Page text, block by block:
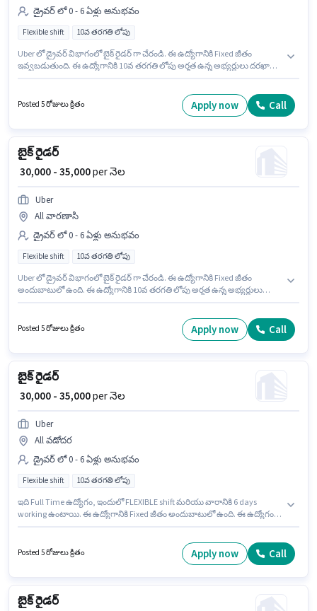
డ్రైవర్ లో 0 - 6 ఏళ్లు అనుభవం
Flexible shift 10వ తరగతి లోపు
Uber లో డ్రైవర్ విభాగంలో బైక్ రైడర్ గా చేరండి. ఈ ఉద్యోగానికి Fixed జీతం
ఇవ్వబడుతుంది. ఈ ఉద్యోగానికి 10వ తరగతి లోపు అర్హత ఉన్న అభ్యర్థులు దరఖాస్తు
వారానికి 6 days working ఉంటాయి.
Posted 5 రోజులు క్రితం Apply now Call
బైక్ రైడర్
₹ 30,000 - 35,000per నెల
Uber
All వారణాసి
డ్రైవర్ లో 0 - 6 ఏళ్లు అనుభవం
Flexible shift 10వ తరగతి లోపు
Uber లో డ్రైవర్ విభాగంలో బైక్ రైడర్ గా చేరండి. ఈ ఉద్యోగానికి Fixed జీతం
అందుబాటులో ఉంది. ఈ ఉద్యోగానికి 10వ తరగతి లోపు అర్హత ఉన్న అభ్యర్థులు
shift మరియు వారానికి 6 days working ఉన్నాయి.
Posted 5 రోజులు క్రితం Apply now Call
బైక్ రైడర్
₹ 30,000 - 35,000per నెల
Uber
All వడోదర
డ్రైవర్ లో 0 - 6 ఏళ్లు అనుభవం
Flexible shift 10వ తరగతి లోపు
ఇది Full Time ఉద్యోగం, ఇందులో FLEXIBLE shift మరియు వారానికి 6 days
working ఉంటాయి. ఈ ఉద్యోగానికి Fixed జీతం అందుబాటులో ఉంది. ఈ ఉద్యోగం 0
అభ్యర్థులు దరఖాస్తు చేయవచ్చు. Uber డ్రైవర్ విభాగంలో బైక్ రైడర్ ఉద్యోగానికి
Posted 5 రోజులు క్రితం Apply now Call
బైక్ రైడర్